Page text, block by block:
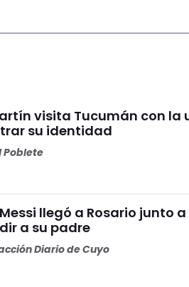
visita Tucumán con la
su identidad
Poblete
llegó a Rosario junto
a su padre
Diario de Cuyo